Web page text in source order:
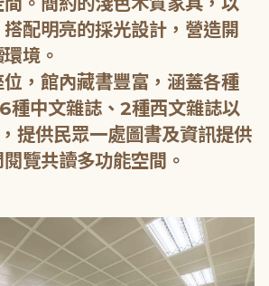
配明亮的採光設計，營造開
境。
，館內藏書豐富，涵蓋各種
種中文雜誌、2種西文雜誌以
提供民眾一處圖書及資訊提供